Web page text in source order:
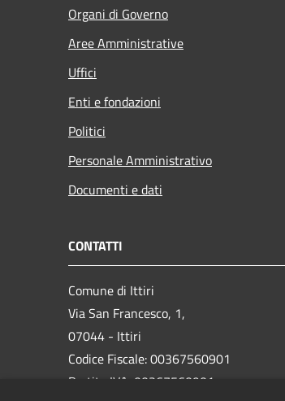
Organi di Governo
Aree Amministrative
Uffici
Enti e fondazioni
Politici
Personale Amministrativo
Documenti e dati
CONTATTI
Comune di Ittiri
Via San Francesco, 1,
07044 - Ittiri
Codice Fiscale: 00367560901
Partita IVA: 00367560901